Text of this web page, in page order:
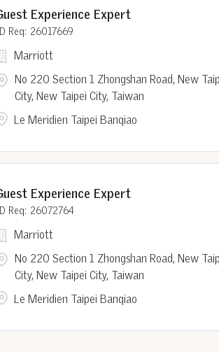
Experience Expert
26017669
No 220 Section 1 Zhongshan Road, New
City, New Taipei City, Taiwan
Marriott
Le Meridien Taipei Banqiao
Experience Expert
26072764
No 220 Section 1 Zhongshan Road, New
City, New Taipei City, Taiwan
Marriott
Le Meridien Taipei Banqiao